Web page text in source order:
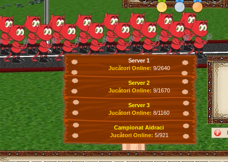
Server 1
Jucători Online: 9/2640
Server 2
Jucători Online: 9/1670
Server 3
Jucători Online: 8/1160
Campionat Aidraci
Jucători Online: 5/921